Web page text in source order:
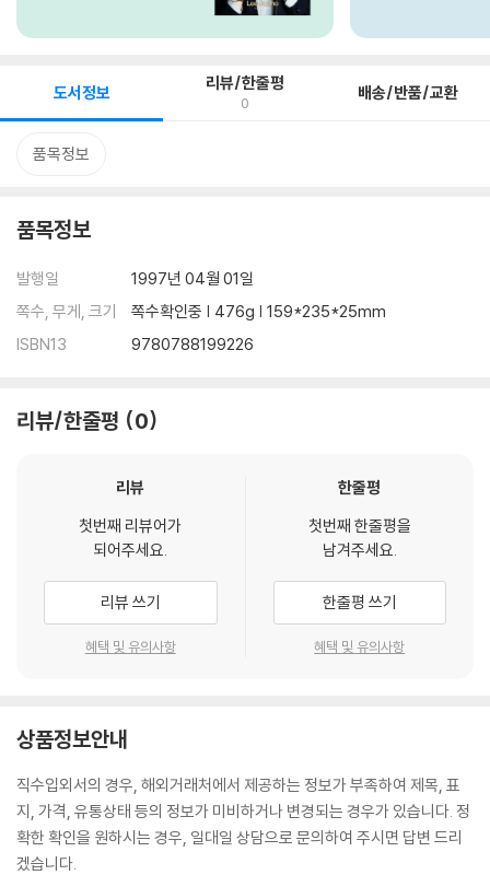
도서정보 리뷰/한줄평
0 배송/반품/교환
품목정보
품목정보
발행일
1997년 04월 01일
쪽수, 무게, 크기
쪽수확인중 | 476g | 159*235*25mm
ISBN13
9780788199226
리뷰/한줄평 0
리뷰
첫번째 리뷰어가
되어주세요.
리뷰 쓰기
혜택 및 유의사항
한줄평
첫번째 한줄평을
남겨주세요.
한줄평 쓰기
혜택 및 유의사항
상품정보안내
직수입외서의 경우, 해외거래처에서 제공하는 정보가 부족하여 제목, 표
지, 가격, 유통상태 등의 정보가 미비하거나 변경되는 경우가 있습니다. 정
확한 확인을 원하시는 경우, 일대일 상담으로 문의하여 주시면 답변 드리
겠습니다.